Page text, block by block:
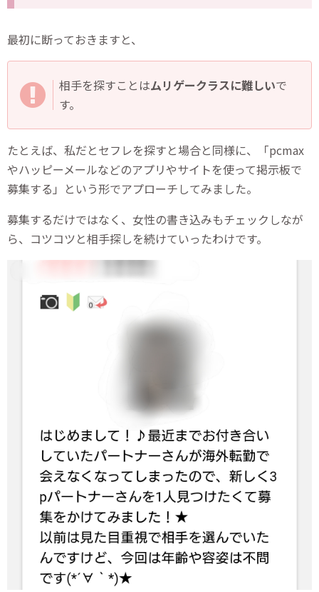
最初に断っておきますと、
相手を探すことはムリゲークラスに難しいで
す。
たとえば、私だとセフレを探すと場合と同様に、「pcmax
やハッピーメールなどのアプリやサイトを使って掲示板で
募集する」という形でアプローチしてみました。
募集するだけではなく、女性の書き込みもチェックしなが
ら、コツコツと相手探しを続けていったわけです。